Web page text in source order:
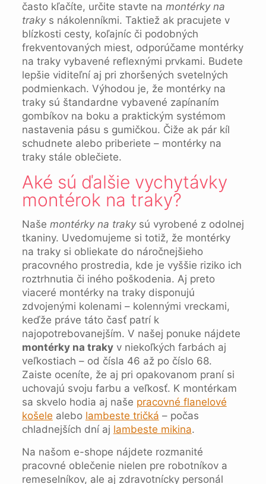
často kľačíte, určite stavte na montérky na
trakys nákolenníkmi. Taktiež ak pracujete v
blízkosti cesty, koľajníc či podobných
frekventovaných miest, odporúčame montérky
na traky vybavené reflexnými prvkami. Budete
lepšie viditeľní aj pri zhoršených svetelných
podmienkach. Výhodou je, že montérky na
traky sú štandardne vybavené zapínaním
gombíkov na boku a praktickým systémom
nastavenia pásu s gumičkou. Čiže ak pár kíl
schudnete alebo priberiete – montérky na
traky stále oblečiete.
Aké sú ďalšie vychytávky
montérok na traky?
Naše montérky na trakysú vyrobené z odolnej
tkaniny. Uvedomujeme si totiž, že montérky
na traky si obliekate do náročnejšieho
pracovného prostredia, kde je vyššie riziko ich
roztrhnutia či iného poškodenia. Aj preto
viaceré montérky na traky disponujú
zdvojenými kolenami – kolennými vreckami,
keďže práve táto časť patrí k
najopotrebovanejším. V našej ponuke nájdete
montérky na trakyv niekoľkých farbách aj
veľkostiach – od čísla 46 až po číslo 68.
Zaiste oceníte, že aj pri opakovanom praní si
uchovajú svoju farbu a veľkosť. K montérkam
sa skvelo hodia aj naše pracovné flanelové
košele alebo lambeste tričká – počas
chladnejších dní aj lambeste mikina.
Na našom e-shope nájdete rozmanité
pracovné oblečenie nielen pre robotníkov a
remeselníkov, ale aj zdravotnícky personál